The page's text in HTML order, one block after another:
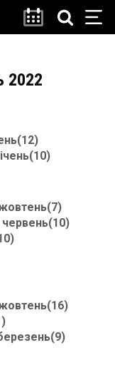
2022
червень(10)